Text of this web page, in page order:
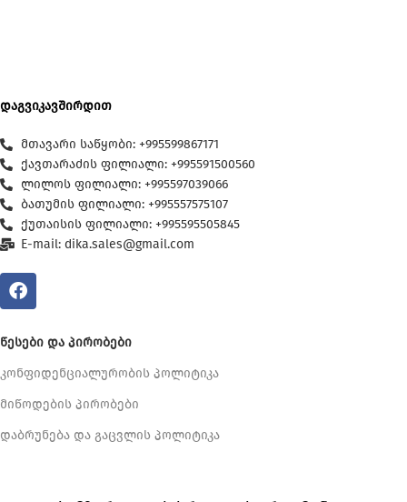
დაგვიკავშირდით
მთავარი საწყობი: +995599867171
ქავთარაძის ფილიალი: +995591500560
ლილოს ფილიალი: +995597039066
ბათუმის ფილიალი: +995557575107
ქუთაისის ფილიალი: +995595505845
E-mail: dika.sales@gmail.com
ᲬᲔᲡᲔᲑᲘ ᲓᲐ ᲞᲘᲠᲝᲑᲔᲑᲘ
კონფიდენციალურობის პოლიტიკა
მიწოდების პირობები
დაბრუნება და გაცვლის პოლიტიკა